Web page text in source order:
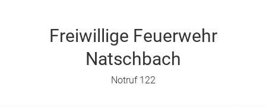
Freiwillige Feuerwehr
Natschbach
Notruf 122